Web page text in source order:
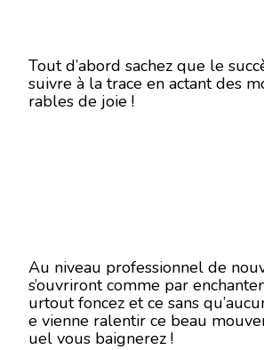
Tout d’abord sachez que le
suivre à la trace en actant des
rables de joie !
Au niveau professionnel de
s’ouvriront comme par
urtout foncez et ce sans
e vienne ralentir ce beau
uel vous baignerez !